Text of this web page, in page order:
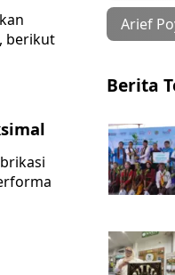
berikut
Arief
Berita